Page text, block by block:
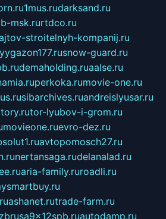
1mus.rudarksand.ru
msk.rurtdco.ru
stroitelnyh-kompanij.ru
snow-guard.ru
demaholding.ruaalse.ru
perkoka.rumovie-one.ru
sibarchives.ruandreislyusar.ru
tor-lyubov-i-grom.ru
movieone.ruevro-dez.ru
avtopomosch27.ru
nertansaga.rudelanalad.ru
aria-family.ruroadli.ru
ashanet.rutrade-farm.ru
autodamp.ru